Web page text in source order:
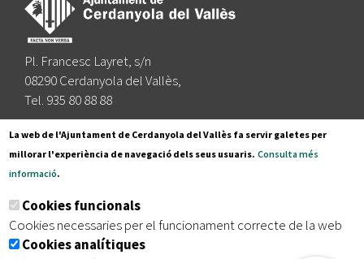
Pl. Francesc Layret, s/n
08290 Cerdanyola del Vallès,
Tel. 935 80 88 88
Segueix-nos a:
Subscriu-te al nostre butlletí
Inici | Avís legal | Protecció de dades
La web de l'Ajuntament de Cerdanyola del Vallès fa servir galetes per
millorar l'experiència de navegació dels seus usuaris. Consulta més
informació.
Cookies funcionals
Cookies necessaries per el funcionament correcte de la web
Cookies analítiques